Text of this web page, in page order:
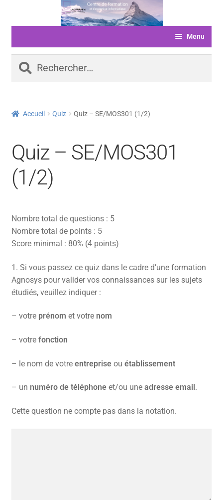
navigation
Menu
ACCUEIL
SERVICES
ACTUALITÉS
INFORMATIONS
BOUTIQUE
CONTACT
YOUTUBE
PANIER
Accueil Quiz Quiz – SE/MOS301 (1/2)
Quiz – SE/MOS301
(1/2)
Nombre total de questions : 5
Nombre total de points : 5
Score minimal : 80% (4 points)
1. Si vous passez ce quiz dans le cadre d’une formation
Agnosys pour valider vos connaissances sur les sujets
étudiés, veuillez indiquer :
– votre prénom et votre nom
– votre fonction
– le nom de votre entreprise ou établissement
– un numéro de téléphone et/ou une adresse email .
Cette question ne compte pas dans la notation.